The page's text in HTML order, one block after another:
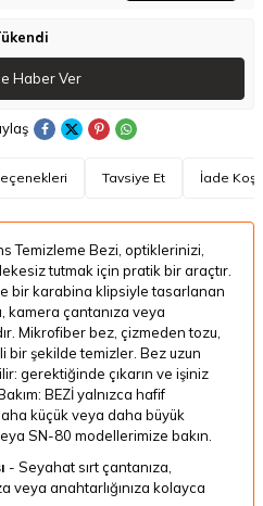
Haber Ver
Tavsiye Et İade
Temizleme Bezi, optiklerinizi,
tutmak için pratik bir araçtır.
bir karabina klipsiyle tasarlanan
kamera çantanıza veya
Mikrofiber bez, çizmeden tozu,
bir şekilde temizler. Bez uzun
gerektiğinde çıkarın ve işiniz
BEZİ yalnızca hafif
küçük veya daha büyük
SN-80 modellerimize bakın.
- Seyahat sırt çantanıza,
veya anahtarlığınıza kolayca